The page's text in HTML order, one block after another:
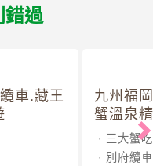
錯過
車.藏王
九州福
蟹溫泉
三大蟹
別府纜車